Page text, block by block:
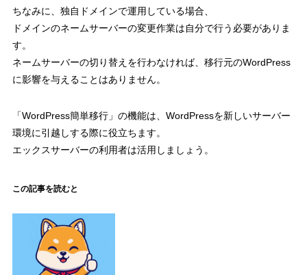
ちなみに、独自ドメインで運用している場合、
ドメインのネームサーバーの変更作業は自分で行う必要がありま
す。
ネームサーバーの切り替えを行わなければ、移行元のWordPress
に影響を与えることはありません。
「WordPress簡単移行」の機能は、WordPressを新しいサーバー
環境に引越しする際に役立ちます。
エックスサーバーの利用者は活用しましょう。
この記事を読むと
4.1 サーバーパネルにログインする
4.2 新サーバーパネル
4.3.1
4.3.3 ドメインの追加完了
4.3.4 ドメイン設定（詳細）
5.1.1 WordPressのログイン情報
5.2 WordPress簡単移行
5.3 WordPress移行に必要な情報を入力